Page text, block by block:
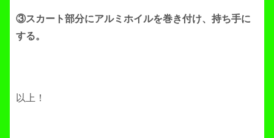
③スカート部分にアルミホイルを巻き付け、持ち手に
する。
以上！